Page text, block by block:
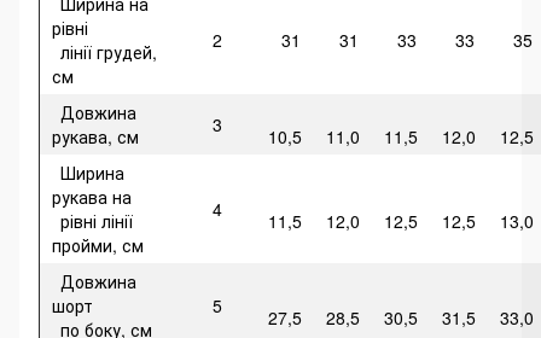
рівні
лінії грудей,
см
2 31 31 33 33 35
Довжина
рукава, см
3 10,5 11,0 11,5 12,0
12,5
Ширина
рукава на
рівні лінії
пройми, см
4 11,5 12,0 12,5 12,5 13,0
Довжина
шорт
по боку, см
5 27,5 28,5 30,5 31,5 33,0